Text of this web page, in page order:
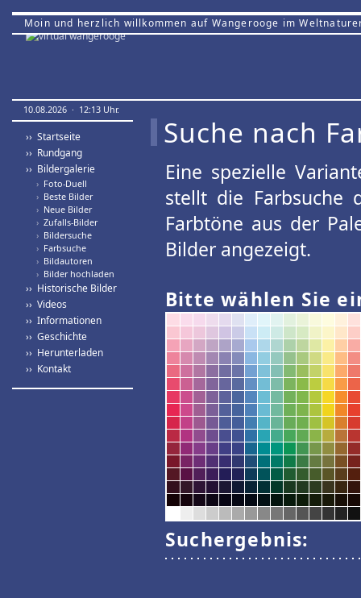
Moin und herzlich willkommen auf Wangerooge im
10.08.2026 · 12:13 Uhr.
›› Startseite
›› Rundgang
›› Bildergalerie
› Foto-Duell
› Beste Bilder
› Neue Bilder
› Zufalls-Bilder
› Bildersuche
› Farbsuche
› Bildautoren
› Bilder hochladen
›› Historische Bilder
›› Videos
›› Informationen
›› Geschichte
›› Herunterladen
›› Kontakt
Suche nach
Eine spezielle
stellt die Farbsuche
Farbtöne aus der
Bilder angezeigt.
Bitte wählen Sie
Suchergebnis: